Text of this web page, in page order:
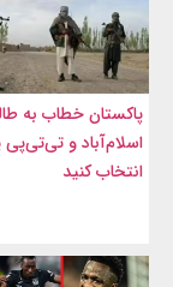
پاکستان خطاب به
اسلام‌آباد و تی‌تی‌پی
انتخاب کنید